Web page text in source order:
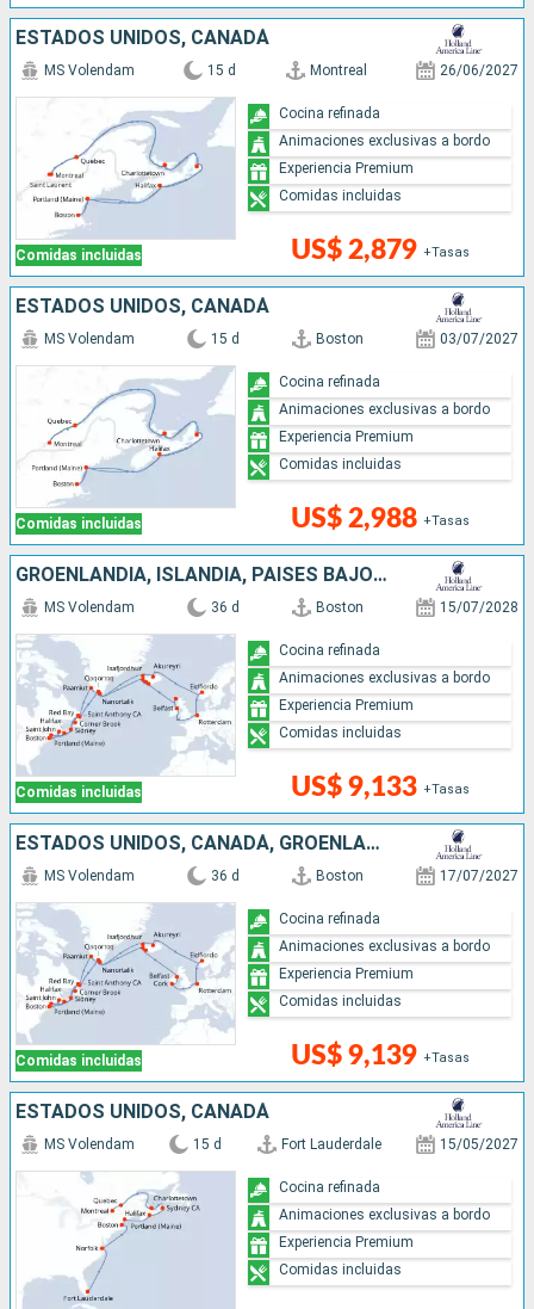
ESTADOS UNIDOS, CANADÁ
Comidas incluidas
MS Volendam 15 d Montreal 26/06/2027
US$ 2,879 +Tasas
Cocina refinada
Animaciones exclusivas a bordo
Experiencia Premium
Comidas incluidas
ESTADOS UNIDOS, CANADÁ
Comidas incluidas
MS Volendam 15 d Boston 03/07/2027
US$ 2,988 +Tasas
Cocina refinada
Animaciones exclusivas a bordo
Experiencia Premium
Comidas incluidas
GROENLANDIA, ISLANDIA, PAISES BAJOS, CANADÁ, NORUEGA, ESTADOS UNIDOS, REINO UNIDO, IRLANDA
Comidas incluidas
MS Volendam 36 d Boston 15/07/2028
US$ 9,133 +Tasas
Cocina refinada
Animaciones exclusivas a bordo
Experiencia Premium
Comidas incluidas
ESTADOS UNIDOS, CANADÁ, GROENLANDIA, NORUEGA, PAISES BAJOS, IRLANDA, ISLANDIA
Comidas incluidas
MS Volendam 36 d Boston 17/07/2027
US$ 9,139 +Tasas
Cocina refinada
Animaciones exclusivas a bordo
Experiencia Premium
Comidas incluidas
ESTADOS UNIDOS, CANADÁ
MS Volendam 15 d Fort Lauderdale 15/05/2027
Cocina refinada
Animaciones exclusivas a bordo
Experiencia Premium
Comidas incluidas